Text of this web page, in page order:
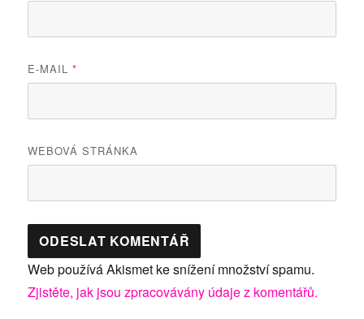
E-MAIL*
WEBOVÁ STRÁNKA
Web používá Akismet ke snížení množství spamu.
Zjistěte, jak jsou zpracovávány údaje z komentářů.